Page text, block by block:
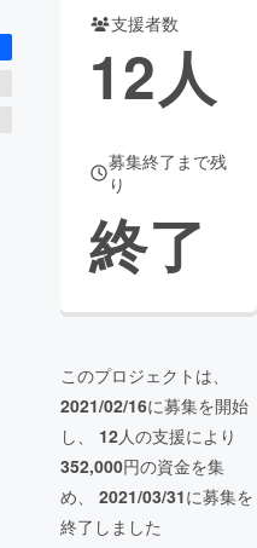
支援者数
12人
募集終了まで残
り
終了
このプロジェクトは、
2021/02/16に募集を開始
し、 12人の支援により
352,000円の資金を集
め、 2021/03/31に募集を
終了しました